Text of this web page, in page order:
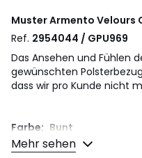
Muster Armento Velours
Ref. 2954044 / GPU969
Das Ansehen und Fühlen
gewünschten
dass wir pro Kunde nicht
Farbe: Bunt
Größe Einheitsgrösse
Mehr sehen